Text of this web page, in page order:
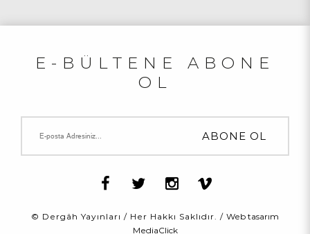
E-BÜLTENE ABONE
OL
© Dergâh Yayınları / Her Hakkı Saklıdır. / Web tasarım
MediaClick